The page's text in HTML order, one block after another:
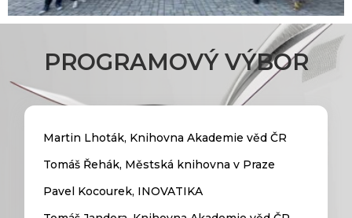
PROGRAMOVÝ VÝBOR
Martin Lhoták, Knihovna Akademie věd ČR
Tomáš Řehák, Městská knihovna v Praze
Pavel Kocourek, INOVATIKA